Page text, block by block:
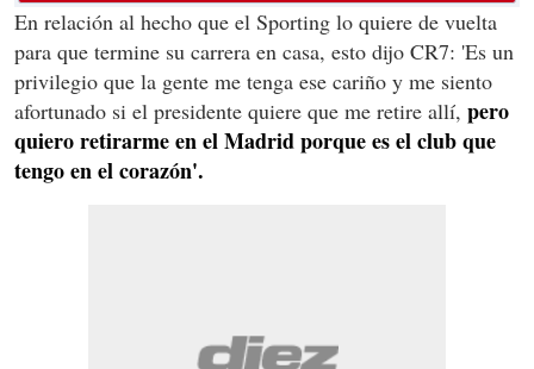
En relación al hecho que el Sporting lo quiere de vuelta
para que termine su carrera en casa, esto dijo CR7: 'Es un
privilegio que la gente me tenga ese cariño y me siento
afortunado si el presidente quiere que me retire allí, pero
quiero retirarme en el Madrid porque es el club que
tengo en el corazón'.